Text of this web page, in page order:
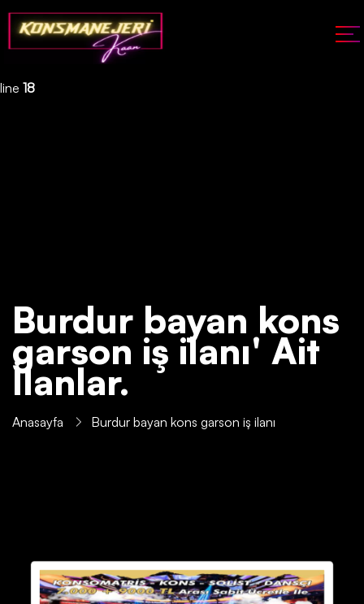
Deprecated: json_decode(): Passing null to parameter #1 ($json)
of type string is deprecated in
/home/konsmenajericom/public_html/api/kontrol/etiket.php
line 18
Burdur bayan kons
garson iş ilanı' Ait
İlanlar.
Anasayfa Burdur bayan kons garson iş ilanı